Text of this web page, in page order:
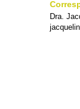
Dra.